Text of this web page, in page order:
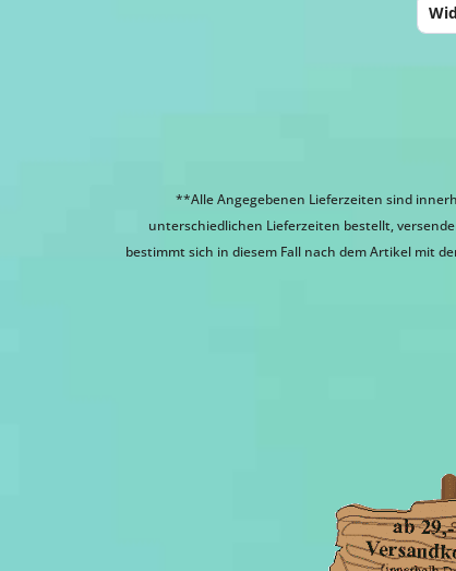
**Alle Angegebenen Lieferzeiten sind
unterschiedlichen Lieferzeiten bestellt,
bestimmt sich in diesem Fall nach dem Artikel mit